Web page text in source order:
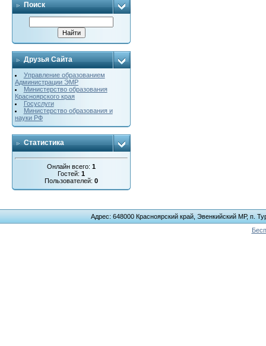
Поиск
Друзья Сайта
Управление образованием
Администрации ЭМР
Министерство образования
Красноярского края
Госуслуги
Министерство образования и
науки РФ
Статистика
Онлайн всего: 1
Гостей: 1
Пользователей: 0
Адрес: 648000 Красноярский край, Эвенкийский МР, п.